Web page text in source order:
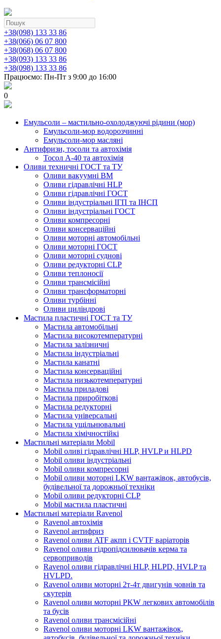
+38(098) 133 33 86
+38(066) 06 07 800
+38(068) 06 07 800
+38(093) 133 33 86
+38(098) 133 33 86
Працюємо: Пн-Пт з 9:00 до 16:00
0
Емульсоли – мастильно-охолоджуючі рідини (мор)
Емульсоли-мор водорозчинні
Емульсоли-мор масляні
Антифризи, тосоли та автохімія
Тосол А-40 та автохімія
Оливи техничні ГОСТ та ТУ
Оливи вакуумні ВМ
Оливи гідравлічні HLP
Оливи гідравлічні ГОСТ
Оливи індустріальні ІГП та ІНСП
Оливи індустріальні ГОСТ
Оливи компресорні
Оливи консерваційні
Оливи моторні автомобільні
Оливи моторні ГОСТ
Оливи моторні суднові
Оливи редукторні CLP
Оливи теплоносії
Оливи трансмісійні
Оливи трансформаторні
Оливи турбінні
Оливи циліндрові
Мастила пластичні ГОСТ та ТУ
Мастила автомобільні
Мастила високотемпературні
Мастила залізничні
Мастила індустріальні
Мастила канатні
Мастила консерваційні
Мастила низькотемпературні
Мастила приладові
Мастила приробіткові
Мастила редукторні
Мастила універсальні
Мастила ущільнювальні
Мастила хімічностійкі
Мастильні матеріали Mobil
Mobil оливі гідравлічні HLP, HVLP и HLPD
Mobil оливи індустріальні
Mobil оливи компресорні
Mobil оливи моторні LKW вантажівок, автобусів,
будівельної та дорожньої техніки
Mobil оливи редукторні CLP
Mobil мастила пластичні
Мастильні матеріали Ravenol
Ravenol автохімія
Ravenol антифриз
Ravenol оливи ATF акпп і CVTF варіаторів
Ravenol оливи гідропідсилювачів керма та
сервоприводів
Ravenol оливи гідравлічні HLP, HLPD, HVLP та
HVLPD.
Ravenol оливи моторні 2т-4т двигунів човнів та
скутерів
Ravenol оливи моторні PKW легкових автомобілів
та бусів
Ravenol оливи трансмісійні
Ravenol оливи моторні LKW вантажівок,